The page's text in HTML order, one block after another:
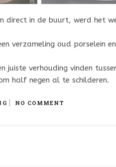
direct in de buurt, werd het
verzameling oud porselein
juiste verhouding vinden
half negen al te schilderen.
NO COMMENT